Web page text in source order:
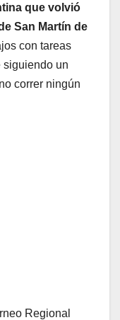
que volvió
San Martín de
con tareas
siguiendo un
correr ningún
Regional